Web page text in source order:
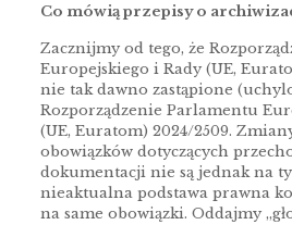
Co mówią przepisy o
Zacznijmy od tego, że
Europejskiego i Rady (UE,
nie tak dawno zastąpione
Rozporządzenie Parlamentu
(UE, Euratom) 2024/2509.
obowiązków dotyczących
dokumentacji nie są jednak na
nieaktualna podstawa prawna
na same obowiązki. Oddajmy